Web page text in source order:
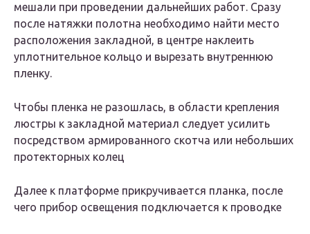
мешали при проведении дальнейших работ. Сразу
после натяжки полотна необходимо найти место
расположения закладной, в центре наклеить
уплотнительное кольцо и вырезать внутреннюю
пленку.
Чтобы пленка не разошлась, в области крепления
люстры к закладной материал следует усилить
посредством армированного скотча или небольших
протекторных колец
Далее к платформе прикручивается планка, после
чего прибор освещения подключается к проводке